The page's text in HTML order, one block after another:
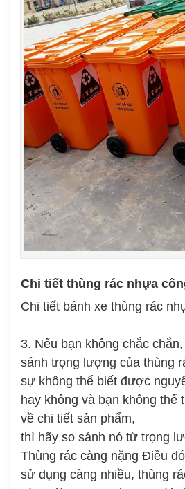
Chi tiết thùng rác nhựa
Chi tiết bánh xe thùng rác
3. Nếu bạn không chắc
sánh trọng lượng của thùng
sự không thể biết được
hay không và bạn không thể
về chi tiết sản phẩm,
thì hãy so sánh nó từ trọng
Thùng rác càng nặng Điều
sử dụng càng nhiều, thùng